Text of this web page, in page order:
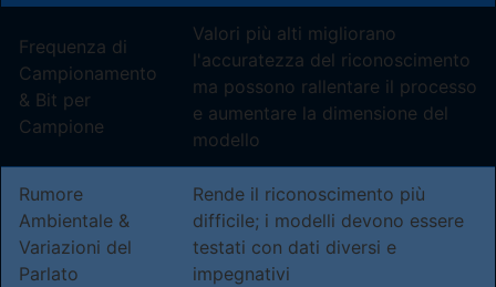
Frequenza di
Campionamento
& Bit per
Campione
Valori più alti migliorano
l'accuratezza del riconoscimento
ma possono rallentare il processo
e aumentare la dimensione del
modello
Rumore
Ambientale &
Variazioni del
Parlato
Rende il riconoscimento più
difficile; i modelli devono essere
testati con dati diversi e
impegnativi